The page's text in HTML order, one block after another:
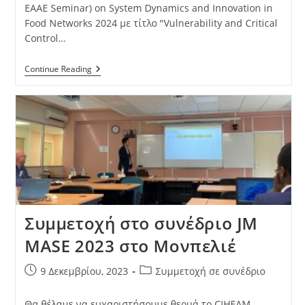
EAAE Seminar) on System Dynamics and Innovation in
Food Networks 2024 με τίτλο "Vulnerability and Critical
Control…
Continue Reading
Συμμετοχή στο συνέδριο JM
MASE 2023 στο Μονπελιέ
9 Δεκεμβρίου, 2023 Συμμετοχή σε συνέδριο